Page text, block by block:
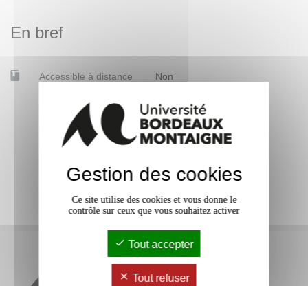
En bref
Accessible à distance Non
Gestion des cookies
Ce site utilise des cookies et vous donne le
contrôle sur ceux que vous souhaitez activer
Tout accepter
Tout refuser